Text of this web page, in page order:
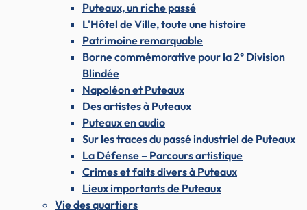
Puteaux, un riche passé
L'Hôtel de Ville, toute une histoire
Patrimoine remarquable
Borne commémorative pour la 2° Division
Blindée
Napoléon et Puteaux
Des artistes à Puteaux
Puteaux en audio
Sur les traces du passé industriel de Puteaux
La Défense – Parcours artistique
Crimes et faits divers à Puteaux
Lieux importants de Puteaux
Vie des quartiers